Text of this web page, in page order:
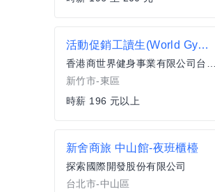
活動促銷工讀生(World Gym新竹光復店)
香港商世界健身事業有限公司台灣分公司
新竹市-東區
時薪 196 元以上
新舍商旅 中山館-夜班櫃檯
探索國際開發股份有限公司
台北市-中山區